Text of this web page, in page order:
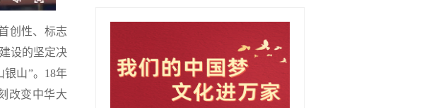
创性、标志
设的坚定决
山”。18年
改变中华大